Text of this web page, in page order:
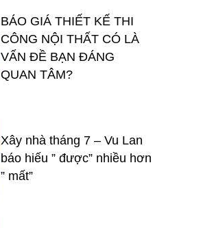
BÁO GIÁ THIẾT KẾ THI
CÔNG NỘI THẤT CÓ LÀ
VẤN ĐỀ BẠN ĐÁNG
QUAN TÂM?
Xây nhà tháng 7 – Vu Lan
báo hiếu ” được” nhiều hơn
” mất”